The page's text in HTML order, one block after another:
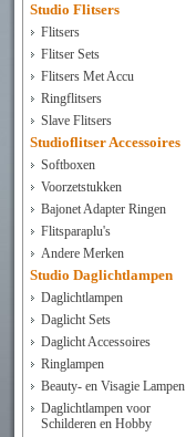
Studio Flitsers
Flitsers
Flitser Sets
Flitsers Met Accu
Ringflitsers
Slave Flitsers
Studioflitser Accessoires
Softboxen
Voorzetstukken
Bajonet Adapter Ringen
Flitsparaplu's
Andere Merken
Studio Daglichtlampen
Daglichtlampen
Daglicht Sets
Daglicht Accessoires
Ringlampen
Beauty- en Visagie Lampen
Daglichtlampen voor
Schilderen en Hobby